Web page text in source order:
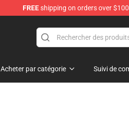
FREEshipping on orders over $100
Acheter par catégorie Suivi de